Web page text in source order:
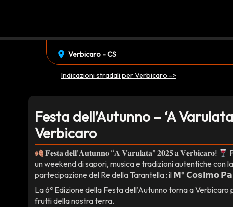
EVENTO CONCLUSO
event_available venerdì 31 Ottobre • sabato 01 Novembre
location_on Verbicaro - CS
Indicazioni stradali per Verbicaro ->
Festa dell’Autunno – ‘A
Verbicaro
𝐅𝐞𝐬𝐭𝐚 𝐝𝐞𝐥𝐥’𝐀𝐮𝐭𝐮𝐧𝐧𝐨 “𝐀 𝐕𝐚𝐫𝐮𝐥𝐚𝐭𝐚” 𝟐𝟎𝟐𝟓 𝐚 𝐕𝐞𝐫𝐛𝐢𝐜𝐚𝐫𝐨ⵑ
un weekend di sapori, musica e tradizioni autentiche con
partecipazione del Re della Tarantella : il 𝗠° 𝗖𝗼𝘀𝗶𝗺𝗼
La 6ª Edizione della Festa dell’Autunno torna a Verbicaro
frutti della nostra terra.